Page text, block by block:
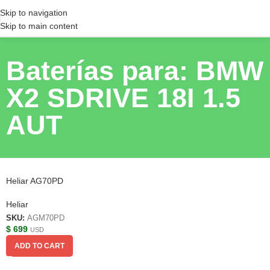
Skip to navigation
Skip to main content
Baterías para: BMW
X2 SDRIVE 18I 1.5
AUT
Heliar AG70PD
Heliar
SKU: AGM70PD
$ 699 USD
ADD TO CART